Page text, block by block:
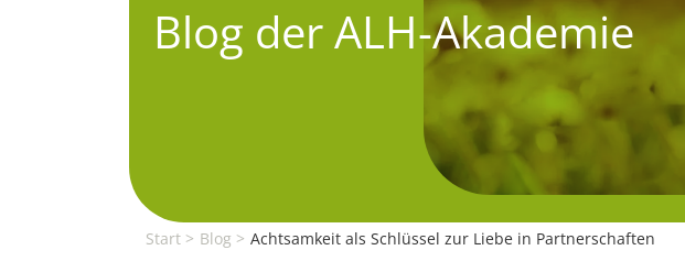
Blog der ALH-Akademie
Start Blog Achtsamkeit als Schlüssel zur Liebe in Partnerschaften